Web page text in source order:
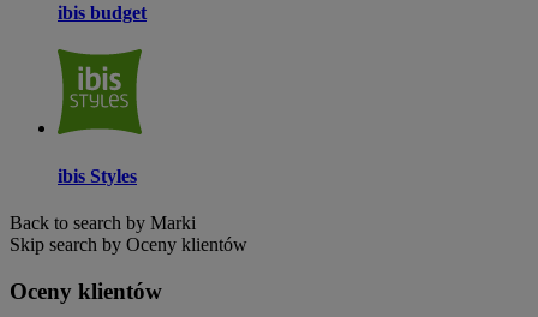
ibis budget
ibis Styles
Back to search by Marki
Skip search by Oceny klientów
Oceny klientów